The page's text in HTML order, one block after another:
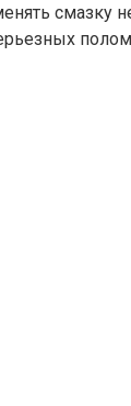
смазку